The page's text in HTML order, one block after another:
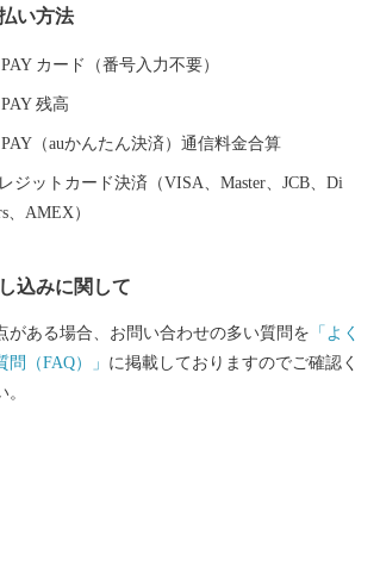
内随一の穀
である坂井平野が広がる”コシヒカリのふるさ
狭牛、甘えび、越前がに、花
ょう、越前そば、油揚げなど豊かな食に恵まれ
、地場産業である越前織による織マークは国内
なれるまち坂井市へのご支援のほどよろしくお
イバシーポリシー（個人情報保護
について〉 お客様からいただいた個人情報は、
い方法
カード（番号入力不要）
残高
PAY（auかんたん決済）通信料金合算
ジットカード決済（VISA、Master、JCB、Di
、AMEX）
込みに関して
がある場合、お問い合わせの多い質問を 「よく
問（FAQ）」 に掲載しておりますのでご確認く
。